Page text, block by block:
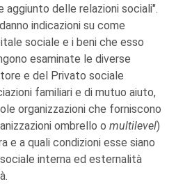
delle relazioni sociali".
indicazioni su come
sociale e i beni che esso
esaminate le diverse
e del Privato sociale
familiari e di mutuo aiuto,
organizzazioni che forniscono
ombrello o multilevel)
e a quali condizioni esse siano
interna ed esternalità